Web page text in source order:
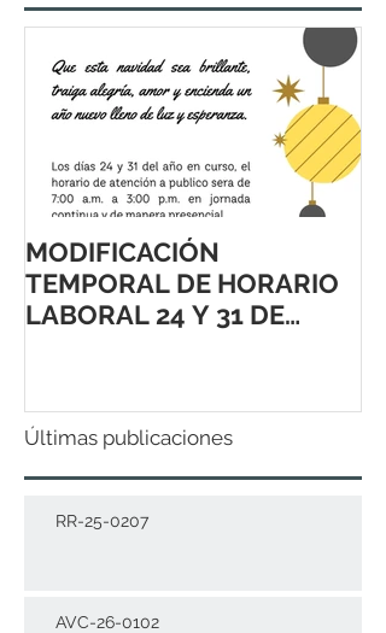
MODIFICACIÓN
TEMPORAL DE HORARIO
LABORAL 24 Y 31 DE
Últimas publicaciones
RR-25-0207
AVC-26-0102